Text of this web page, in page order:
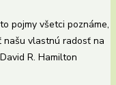
pojmy všetci poznáme,
našu vlastnú radosť na
R. Hamilton